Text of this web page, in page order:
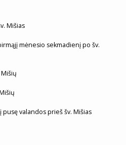
Mišias
mėnesio sekmadienį po šv.
pusę valandos prieš šv. Mišias